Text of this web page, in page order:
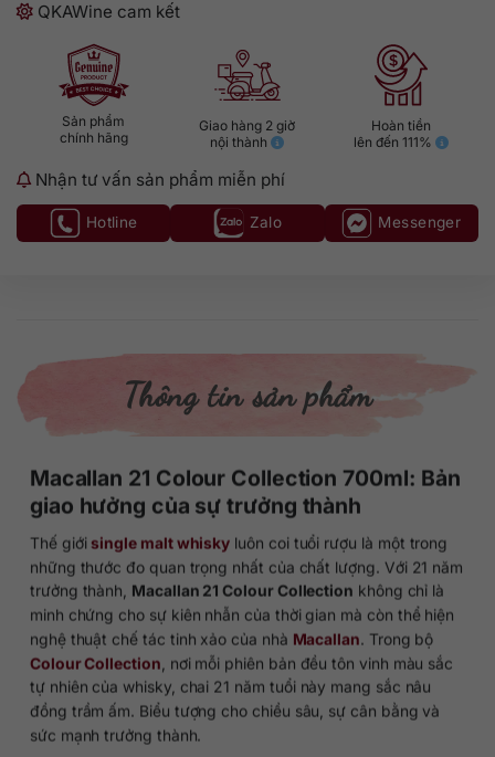
QKAWine cam kết
Sản phẩm
chính hãng
Giao hàng 2 giờ
nội thành
Hoàn tiền
lên đến 111%
Nhận tư vấn sản phẩm miễn phí
Hotline Zalo Messenger
Thông tin sản phẩm
Macallan 21 Colour Collection 700ml: Bản
giao hưởng của sự trưởng thành
Thế giới single malt whisky luôn coi tuổi rượu là một trong
những thước đo quan trọng nhất của chất lượng. Với 21 năm
trưởng thành, Macallan 21 Colour Collection không chỉ là
minh chứng cho sự kiên nhẫn của thời gian mà còn thể hiện
nghệ thuật chế tác tinh xảo của nhà Macallan . Trong bộ
Colour Collection , nơi mỗi phiên bản đều tôn vinh màu sắc
tự nhiên của whisky, chai 21 năm tuổi này mang sắc nâu
đồng trầm ấm. Biểu tượng cho chiều sâu, sự cân bằng và
sức mạnh trưởng thành.